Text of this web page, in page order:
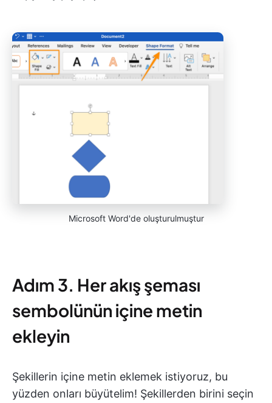
Microsoft Word'de oluşturulmuştur
Adım 3. Her akış şeması
sembolünün içine metin
ekleyin
Şekillerin içine metin eklemek istiyoruz, bu
yüzden onları büyütelim! Şekillerden birini seçin